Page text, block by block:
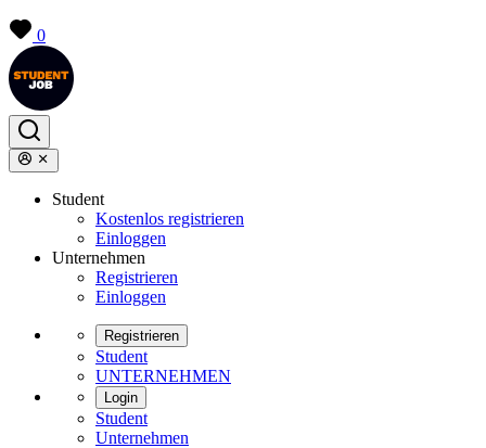
0
Student
Kostenlos registrieren
Einloggen
Unternehmen
Registrieren
Einloggen
Registrieren
Student
UNTERNEHMEN
Login
Student
Unternehmen